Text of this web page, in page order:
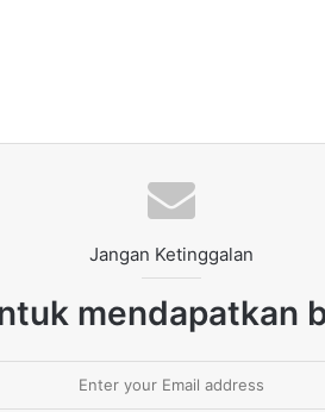
Jangan Ketinggalan
mendapatkan